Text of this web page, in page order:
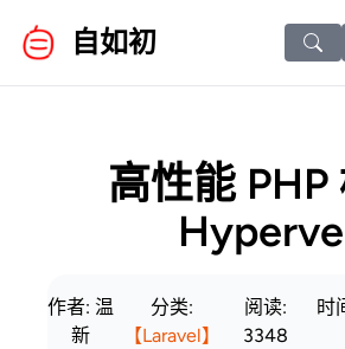
自如初
高性能 PHP
作者: 温
新
分类:
【Laravel】
阅读:
3348
时